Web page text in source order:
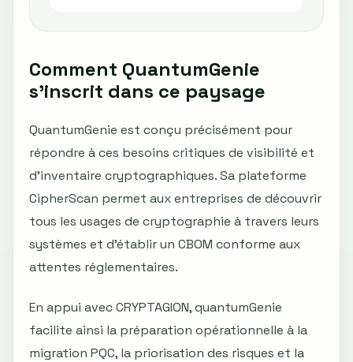
Comment QuantumGenie
s’inscrit dans ce paysage
QuantumGenie est conçu précisément pour
répondre à ces besoins critiques de visibilité et
d’inventaire cryptographiques. Sa plateforme
CipherScan permet aux entreprises de découvrir
tous les usages de cryptographie à travers leurs
systèmes et d’établir un CBOM conforme aux
attentes réglementaires.
En appui avec CRYPTAGION, quantumGenie
facilite ainsi la préparation opérationnelle à la
migration PQC, la priorisation des risques et la